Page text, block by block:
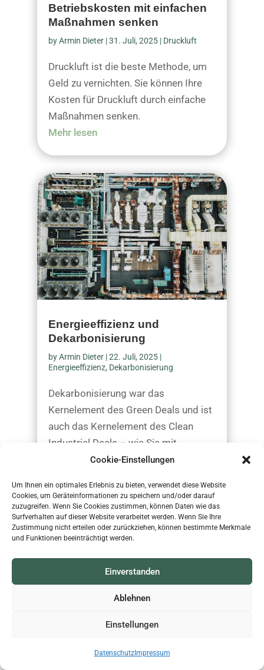
Cookie-Einstellungen
Um Ihnen ein optimales Erlebnis zu bieten, verwendet diese Website
Cookies, um Geräteinformationen zu speichern und/oder darauf
zuzugreifen. Wenn Sie Cookies zustimmen, können Daten wie das
Surfverhalten auf dieser Website verarbeitet werden. Wenn Sie Ihre
Zustimmung nicht erteilen oder zurückziehen, können bestimmte Merkmale
und Funktionen beeinträchtigt werden.
Einverstanden
Ablehnen
Einstellungen
DatenschutzImpressum
Betriebskosten mit einfachen
Maßnahmen senken
byArmin Dieter|31. Juli, 2025| Druckluft
Druckluft ist die beste Methode, um
Geld zu vernichten. Sie können Ihre
Kosten für Druckluft durch einfache
Maßnahmen senken.
Mehr lesen
Energieeffizienz und
Dekarbonisierung
byArmin Dieter|22. Juli, 2025|
Energieeffizienz, Dekarbonisierung
Dekarbonisierung war das
Kernelement des Green Deals und ist
auch das Kernelement des Clean
Industrial Deals – wie Sie mit
Energieeffizienz die Welt verändern.